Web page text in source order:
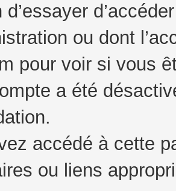
d’essayer
ou dont
pour voir si vous
a été
accédé à cette
ou liens